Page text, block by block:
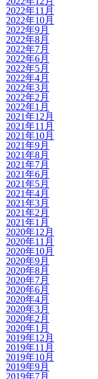
2022年11月
2022年10月
2022年9月
2022年8月
2022年7月
2022年6月
2022年5月
2022年4月
2022年3月
2022年2月
2022年1月
2021年12月
2021年11月
2021年10月
2021年9月
2021年8月
2021年7月
2021年6月
2021年5月
2021年4月
2021年3月
2021年2月
2021年1月
2020年12月
2020年11月
2020年10月
2020年9月
2020年8月
2020年7月
2020年6月
2020年4月
2020年3月
2020年2月
2020年1月
2019年12月
2019年11月
2019年10月
2019年9月
2019年7月